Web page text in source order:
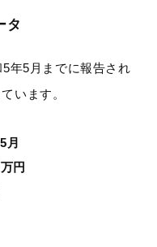
タ
年5月までに報告され
います 。
月
円